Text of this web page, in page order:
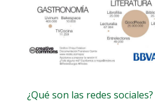
¿Qué son las redes sociales?